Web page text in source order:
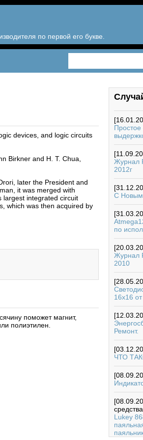
по первой его букве.
devices, and logic circuits
Birkner and H. T. Chua,
later the President and
it was merged with
largest integrated circuit
which was then acquired by
поможет магнит,
полиэтилен.
Журнал
2012г
С
по
Журнал
2010
16х16
Ремонт.
ЧТО
средства
Lukey